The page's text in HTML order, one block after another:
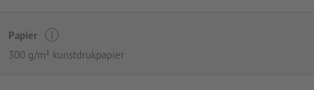
Papier
300 g/m² kunstdrukpapier